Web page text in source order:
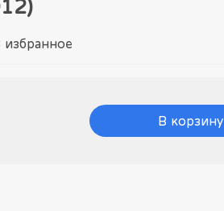
избранное
В корзину